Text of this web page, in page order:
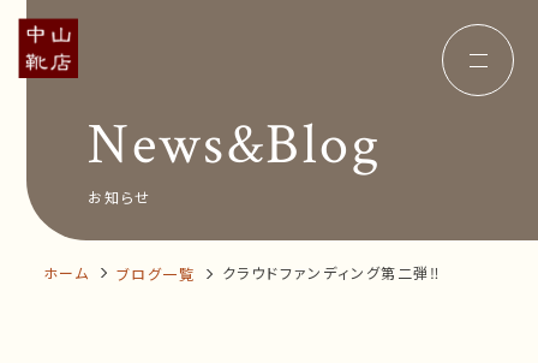
Concept コンセプト
Insole オーダー中敷き
News&Blog
Company 会社概要
News&Blog
お知らせ
ホーム ブログ一覧 クラウドファンディング第二弾‼